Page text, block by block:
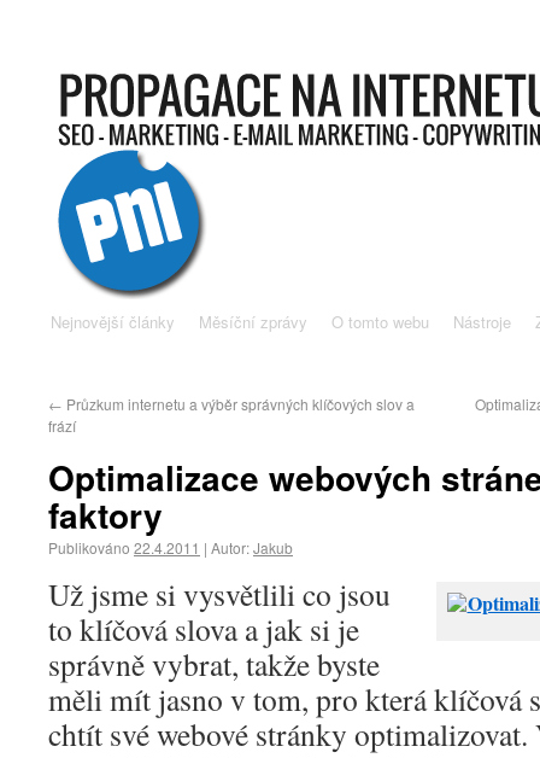
Nejnovější články Měsíční zprávy O tomto webu Nástroje
← Průzkum internetu a výběr správných klíčových slov a
frází
Optimalizace webových
faktory
Publikováno 22.4.2011 | Autor:Jakub
Už jsme si vysvětlili co jsou
to klíčová slova a jak si je
správně vybrat, takže byste
měli mít jasno v tom, pro která klíčová
chtít své webové stránky